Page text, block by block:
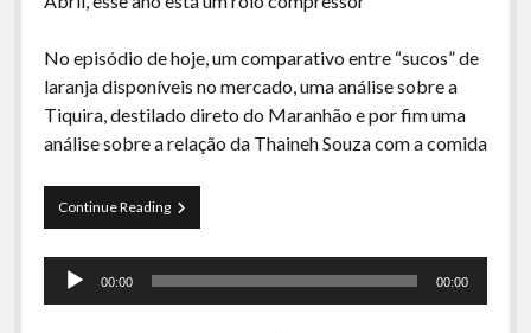
No episódio de hoje, um comparativo entre “sucos” de
laranja disponíveis no mercado, uma análise sobre a
Tiquira, destilado direto do Maranhão e por fim uma
análise sobre a relação da Thaineh Souza com a comida
Continue ReadingLa
Siesta
Suco
Tocador
00:00 00:00